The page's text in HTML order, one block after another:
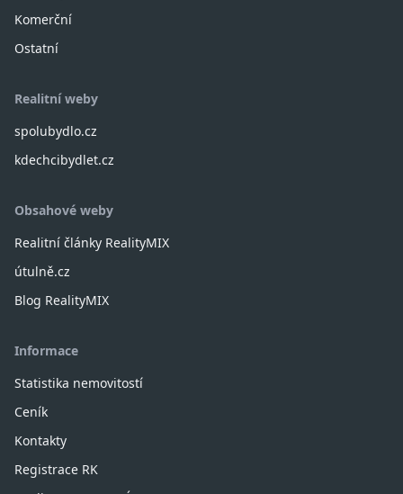
Komerční
Ostatní
Realitní weby
spolubydlo.cz
kdechcibydlet.cz
Obsahové weby
Realitní články RealityMIX
útulně.cz
Blog RealityMIX
Informace
Statistika nemovitostí
Ceník
Kontakty
Registrace RK